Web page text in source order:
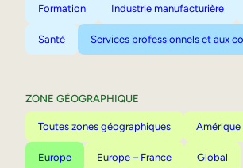
Formation Industrie manufacturière
Santé Services professionnels et aux
ZONE GÉOGRAPHIQUE
Toutes zones géographiques
Europe Europe – France Global